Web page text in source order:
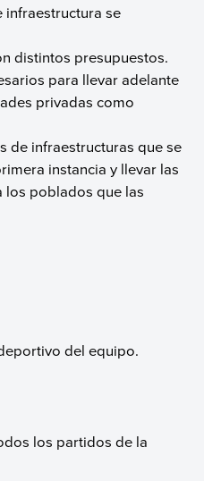
infraestructura se
distintos presupuestos.
para llevar adelante
privadas como
de infraestructuras que se
instancia y llevar las
los poblados que las
del equipo.
los partidos de la